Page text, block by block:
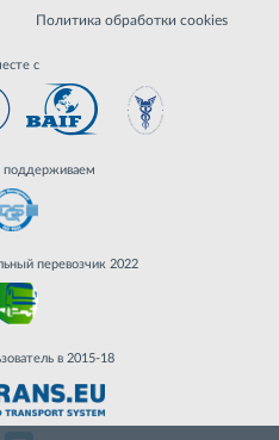
Политика обработки cookies
с
поддерживаем
перевозчик 2022
в 2015-18